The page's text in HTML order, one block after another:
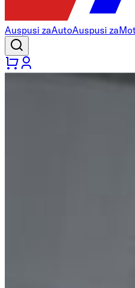
Auspusi zaAutoAuspusi za